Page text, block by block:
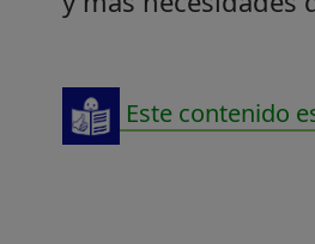
Este contenido